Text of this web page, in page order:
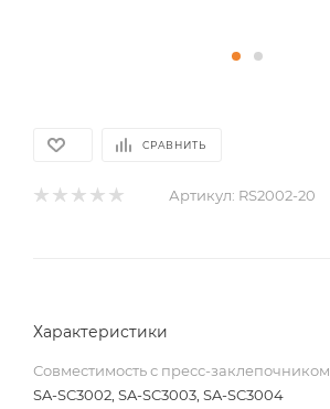
СРАВНИТЬ
Артикул: RS2002-20
Характеристики
Совместимость с пресс-заклепочником
SA-SC3002, SA-SC3003, SA-SC3004